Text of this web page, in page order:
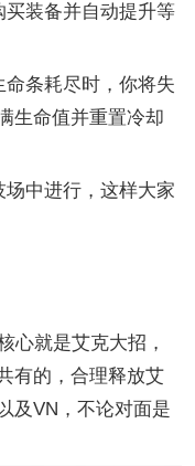
装备并自动提升等
条耗尽时，你将失
生命值并重置冷却
中进行，这样大家
就是艾克大招，
有的，合理释放艾
及VN，不论对面是